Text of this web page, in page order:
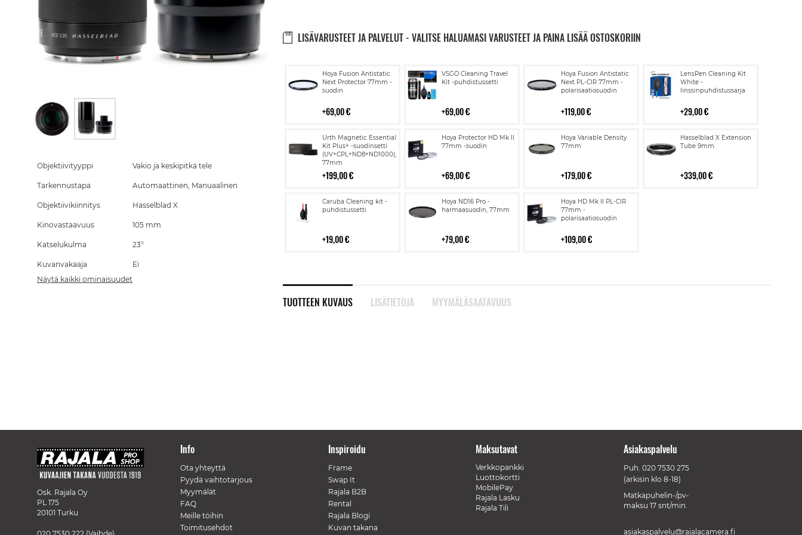
LISÄVARUSTEET JA PALVELUT - VALITSE HALUAMASI VARUSTEET JA PAINA LISÄÄ OSTOSKORIIN
Hoya Fusion Antistatic
Next Protector 77mm -
suodin
69,00 €
Lisää
ostoskoriin
VSGO Cleaning Travel
Kit -puhdistussetti
69,00 €
Lisää
ostoskoriin
Hoya Fusion Antistatic
Next PL-CIR 77mm -
polarisaatiosuodin
119,00 €
Lisää
ostoskoriin
LensPen Cleaning Kit
White -
linssinpuhdistussarja
29,00 €
Lisää
ostoskoriin
Urth Magnetic Essential
Kit Plus+ -suodinsetti
(UV+CPL+ND8+ND1000),
77mm
199,00 €
Lisää
ostoskoriin
Hoya Protector HD Mk II
77mm -suodin
69,00 €
Lisää
ostoskoriin
Hoya Variable Density
77mm
179,00 €
Lisää
ostoskoriin
Hasselblad X Extension
Tube 9mm
339,00 €
Lisää
ostoskoriin
Caruba Cleaning kit -
puhdistussetti
19,00 €
Lisää
ostoskoriin
Hoya ND16 Pro -
harmaasuodin, 77mm
79,00 €
Lisää
ostoskoriin
Hoya HD Mk II PL-CIR
77mm -
polarisaatiosuodin
109,00 €
Lisää
ostoskoriin
TUOTTEEN KUVAUS LISÄTIETOJA MYYMÄLÄSAATAVUUS
the
of
images
Objektiivityyppi Vakio ja keskipitkä tele
Tarkennustapa Automaattinen, Manuaalinen
Objektiivikiinnitys Hasselblad X
Kinovastaavuus 105 mm
Katselukulma 23°
Kuvanvakaaja
Ei
Näytä kaikki ominaisuudet
Osk. Rajala Oy
PL 175
20101 Turku
Info
Ota yhteyttä
Pyydä vaihtotarjous
Myymälät
FAQ
Meille töihin
Toimitusehdot
Inspiroidu
Frame
Swap It
Rajala B2B
Rental
Rajala Blogi
Kuvan takana
Maksutavat
Verkkopankki
Luottokortti
MobilePay
Rajala Lasku
Rajala Tili
Asiakaspalvelu
Puh. 020 7530 275
(arkisin klo 8-18)
Matkapuhelin-/pv-
maksu 17 snt/min.
asiakaspalvelu@rajalacamera.fi